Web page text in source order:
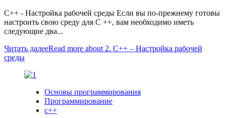
C++ - Настройка рабочей среды Если вы по-прежнему готовы
настроить свою среду для C ++, вам необходимо иметь
следующие два...
Читать далееRead more about 2. C++ – Настройка рабочей
среды
Основы программирования
Программирование
с++